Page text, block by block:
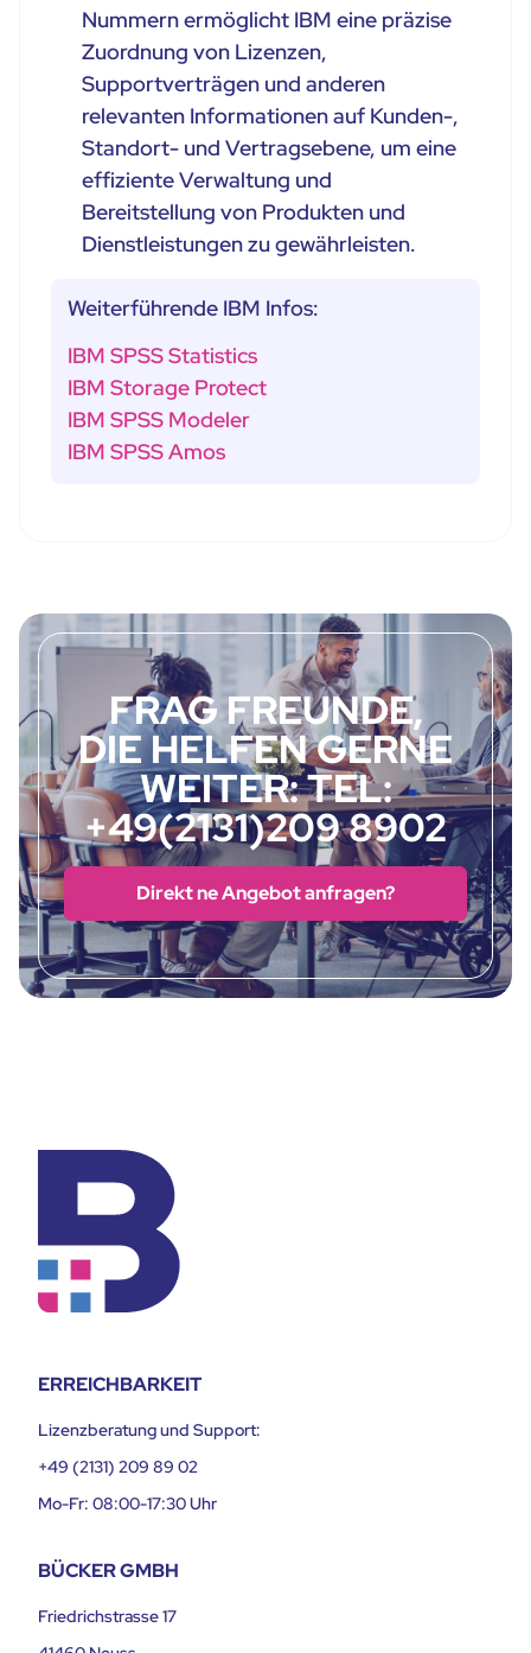
Nummern ermöglicht IBM eine präzise
Zuordnung von Lizenzen,
Supportverträgen und anderen
relevanten Informationen auf Kunden-,
Standort- und Vertragsebene, um eine
effiziente Verwaltung und
Bereitstellung von Produkten und
Dienstleistungen zu gewährleisten.
Weiterführende IBM Infos:
IBM SPSS Statistics
IBM Storage Protect
IBM SPSS Modeler
IBM SPSS Amos
FRAG FREUNDE,
DIE HELFEN GERNE
WEITER: TEL:
+49(2131)209 8902
Direkt ne Angebot anfragen?
ERREICHBARKEIT
Lizenzberatung und Support:
+49 (2131) 209 89 02
Mo-Fr: 08:00-17:30 Uhr
BÜCKER GMBH
Friedrichstrasse 17